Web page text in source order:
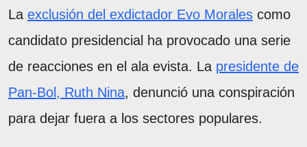
La exclusión del exdictador Evo Morales como
candidato presidencial ha provocado una serie
de reacciones en el ala evista. La presidente de
Pan-Bol, Ruth Nina, denunció una conspiración
para dejar fuera a los sectores populares.